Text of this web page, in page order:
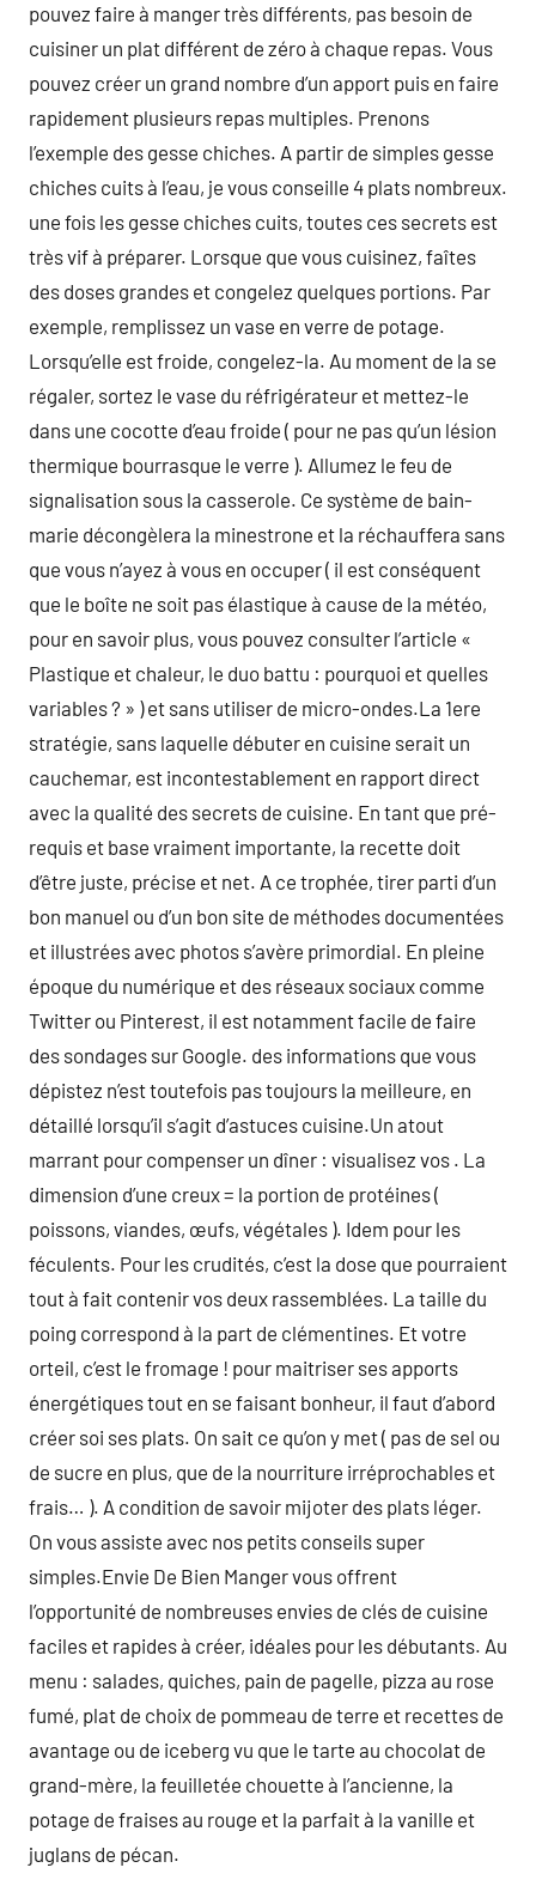
pouvez faire à manger très différents, pas besoin de
cuisiner un plat différent de zéro à chaque repas. Vous
pouvez créer un grand nombre d’un apport puis en faire
rapidement plusieurs repas multiples. Prenons
l’exemple des gesse chiches. A partir de simples gesse
chiches cuits à l’eau, je vous conseille 4 plats nombreux.
une fois les gesse chiches cuits, toutes ces secrets est
très vif à préparer. Lorsque que vous cuisinez, faîtes
des doses grandes et congelez quelques portions. Par
exemple, remplissez un vase en verre de potage.
Lorsqu’elle est froide, congelez-la. Au moment de la se
régaler, sortez le vase du réfrigérateur et mettez-le
dans une cocotte d’eau froide ( pour ne pas qu’un lésion
thermique bourrasque le verre ). Allumez le feu de
signalisation sous la casserole. Ce système de bain-
marie décongèlera la minestrone et la réchauffera sans
que vous n’ayez à vous en occuper ( il est conséquent
que le boîte ne soit pas élastique à cause de la météo,
pour en savoir plus, vous pouvez consulter l’article «
Plastique et chaleur, le duo battu : pourquoi et quelles
variables ? » ) et sans utiliser de micro-ondes.La 1ere
stratégie, sans laquelle débuter en cuisine serait un
cauchemar, est incontestablement en rapport direct
avec la qualité des secrets de cuisine. En tant que pré-
requis et base vraiment importante, la recette doit
d’être juste, précise et net. A ce trophée, tirer parti d’un
bon manuel ou d’un bon site de méthodes documentées
et illustrées avec photos s’avère primordial. En pleine
époque du numérique et des réseaux sociaux comme
Twitter ou Pinterest, il est notamment facile de faire
des sondages sur Google. des informations que vous
dépistez n’est toutefois pas toujours la meilleure, en
détaillé lorsqu’il s’agit d’astuces cuisine.Un atout
marrant pour compenser un dîner : visualisez vos . La
dimension d’une creux = la portion de protéines (
poissons, viandes, œufs, végétales ). Idem pour les
féculents. Pour les crudités, c’est la dose que pourraient
tout à fait contenir vos deux rassemblées. La taille du
poing correspond à la part de clémentines. Et votre
orteil, c’est le fromage ! pour maitriser ses apports
énergétiques tout en se faisant bonheur, il faut d’abord
créer soi ses plats. On sait ce qu’on y met ( pas de sel ou
de sucre en plus, que de la nourriture irréprochables et
frais… ). A condition de savoir mijoter des plats léger.
On vous assiste avec nos petits conseils super
simples.Envie De Bien Manger vous offrent
l’opportunité de nombreuses envies de clés de cuisine
faciles et rapides à créer, idéales pour les débutants. Au
menu : salades, quiches, pain de pagelle, pizza au rose
fumé, plat de choix de pommeau de terre et recettes de
avantage ou de iceberg vu que le tarte au chocolat de
grand-mère, la feuilletée chouette à l’ancienne, la
potage de fraises au rouge et la parfait à la vanille et
juglans de pécan.